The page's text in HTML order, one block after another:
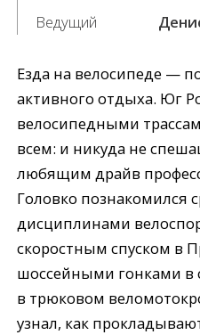
Ведущий
Езда на велосипеде —
активного отдыха. Юг
велосипедными
всем: и никуда не
любящим драйв
Головко познакомился
дисциплинами
скоростным спуском в
шоссейными гонками в
в трюковом
узнал, как